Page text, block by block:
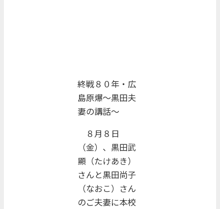
終戦８０年・広
島原爆～黒田夫
妻の講話～
８月８日
（金）、黒田武
顯（たけあき）
さんと黒田尚子
（なおこ）さん
のご夫妻に本校